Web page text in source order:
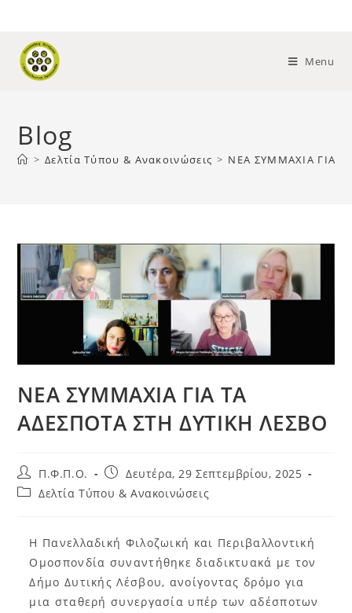
Menu
Blog
> Δελτία Τύπου & Ανακοινώσεις > ΝΕΑ ΣΥΜΜΑΧΙΑ ΓΙΑ
ΝΕΑ ΣΥΜΜΑΧΙΑ ΓΙΑ ΤΑ
ΑΔΕΣΠΟΤΑ ΣΤΗ ΔΥΤΙΚΗ ΛΕΣΒΟ
Π.Φ.Π.Ο.
Δευτέρα, 29 Σεπτεμβρίου, 2025
Δελτία Τύπου & Ανακοινώσεις
Η Πανελλαδική Φιλοζωική και Περιβαλλοντική
Ομοσπονδία συναντήθηκε διαδικτυακά με τον
Δήμο Δυτικής Λέσβου, ανοίγοντας δρόμο για
μια σταθερή συνεργασία υπέρ των αδέσποτων